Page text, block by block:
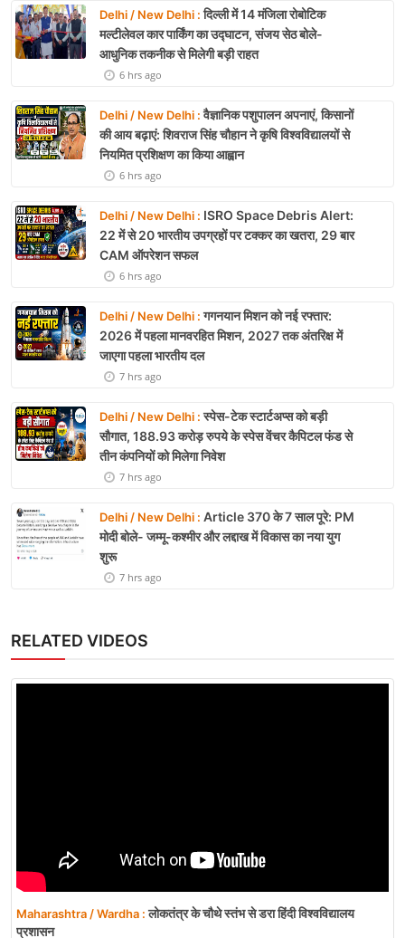
Delhi / New Delhi :दिल्ली में 14 मंजिला रोबोटिक
मल्टीलेवल कार पार्किंग का उद्घाटन, संजय सेठ बोले-
आधुनिक तकनीक से मिलेगी बड़ी राहत
6 hrs ago
Delhi / New Delhi :वैज्ञानिक पशुपालन अपनाएं, किसानों
की आय बढ़ाएं: शिवराज सिंह चौहान ने कृषि विश्वविद्यालयों से
नियमित प्रशिक्षण का किया आह्वान
6 hrs ago
Delhi / New Delhi : ISRO Space Debris Alert:
22 में से 20 भारतीय उपग्रहों पर टक्कर का खतरा, 29 बार
CAM ऑपरेशन सफल
6 hrs ago
Delhi / New Delhi :गगनयान मिशन को नई रफ्तार:
2026 में पहला मानवरहित मिशन, 2027 तक अंतरिक्ष में
जाएगा पहला भारतीय दल
7 hrs ago
Delhi / New Delhi :स्पेस-टेक स्टार्टअप्स को बड़ी
सौगात, 188.93 करोड़ रुपये के स्पेस वेंचर कैपिटल फंड से
तीन कंपनियों को मिलेगा निवेश
7 hrs ago
Delhi / New Delhi : Article 370 के 7 साल पूरे: PM
मोदी बोले- जम्मू-कश्मीर और लद्दाख में विकास का नया युग
शुरू
7 hrs ago
RELATED VIDEOS
Maharashtra / Wardha :लोकतंत्र के चौथे स्तंभ से डरा हिंदी विश्वविद्यालय
प्रशासन